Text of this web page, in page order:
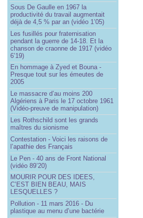
Sous De Gaulle en 1967 la
productivité du travail augmentait
déjà de 4,5 % par an (vidéo 1’05)
Les fusillés pour fraternisation
pendant la guerre de 14-18. Et la
chanson de craonne de 1917 (vidéo
6’19)
En hommage à Zyed et Bouna -
Presque tout sur les émeutes de
2005
Le massacre d’au moins 200
Algériens à Paris le 17 octobre 1961
(Vidéo-preuve de manipulation)
Les Rothschild sont les grands
maîtres du sionisme
Contestation - Voici les raisons de
l’apathie des Français
Le Pen - 40 ans de Front National
(vidéo 89’20)
MOURIR POUR DES IDEES,
C’EST BIEN BEAU, MAIS
LESQUELLES ?
Pollution - 11 mars 2016 - Du
plastique au menu d’une bactérie